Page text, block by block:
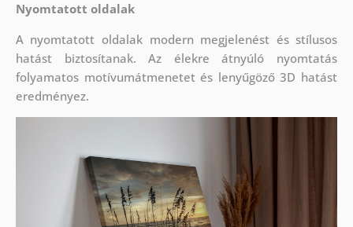
Nyomtatott oldalak
A nyomtatott oldalak modern megjelenést és stílusos
hatást biztosítanak. Az élekre átnyúló nyomtatás
folyamatos motívumátmenetet és lenyűgöző 3D hatást
eredményez.